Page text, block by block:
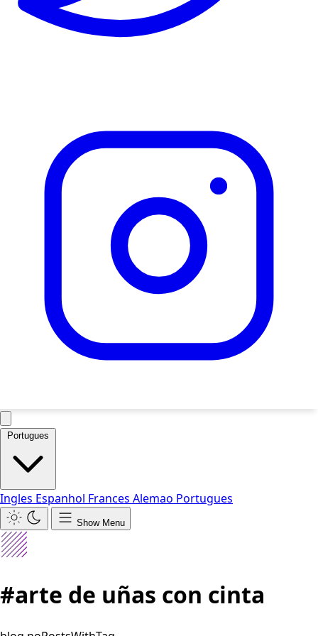
Portugues
Ingles Espanhol Frances Alemao Portugues
Show Menu
#arte de uñas con cinta